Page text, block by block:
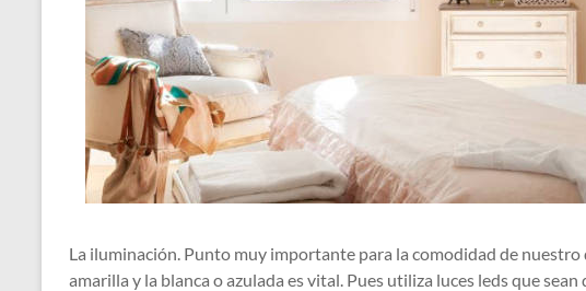
La iluminación. Punto muy importante para la comodidad de
amarilla y la blanca o azulada es vital. Pues utiliza luces leds que sean